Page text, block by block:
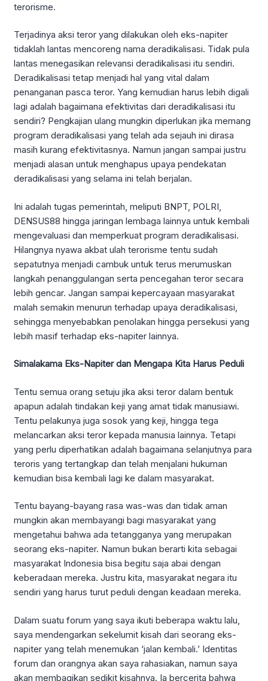
terorisme.
Terjadinya aksi teror yang dilakukan oleh eks-napiter
tidaklah lantas mencoreng nama deradikalisasi. Tidak pula
lantas menegasikan relevansi deradikalisasi itu sendiri.
Deradikalisasi tetap menjadi hal yang vital dalam
penanganan pasca teror. Yang kemudian harus lebih digali
lagi adalah bagaimana efektivitas dari deradikalisasi itu
sendiri? Pengkajian ulang mungkin diperlukan jika memang
program deradikalisasi yang telah ada sejauh ini dirasa
masih kurang efektivitasnya. Namun jangan sampai justru
menjadi alasan untuk menghapus upaya pendekatan
deradikalisasi yang selama ini telah berjalan.
Ini adalah tugas pemerintah, meliputi BNPT, POLRI,
DENSUS88 hingga jaringan lembaga lainnya untuk kembali
mengevaluasi dan memperkuat program deradikalisasi.
Hilangnya nyawa akbat ulah terorisme tentu sudah
sepatutnya menjadi cambuk untuk terus merumuskan
langkah penanggulangan serta pencegahan teror secara
lebih gencar. Jangan sampai kepercayaan masyarakat
malah semakin menurun terhadap upaya deradikalisasi,
sehingga menyebabkan penolakan hingga persekusi yang
lebih masif terhadap eks-napiter lainnya.
Simalakama Eks-Napiter dan Mengapa Kita Harus Peduli
Tentu semua orang setuju jika aksi teror dalam bentuk
apapun adalah tindakan keji yang amat tidak manusiawi.
Tentu pelakunya juga sosok yang keji, hingga tega
melancarkan aksi teror kepada manusia lainnya. Tetapi
yang perlu diperhatikan adalah bagaimana selanjutnya para
teroris yang tertangkap dan telah menjalani hukuman
kemudian bisa kembali lagi ke dalam masyarakat.
Tentu bayang-bayang rasa was-was dan tidak aman
mungkin akan membayangi bagi masyarakat yang
mengetahui bahwa ada tetangganya yang merupakan
seorang eks-napiter. Namun bukan berarti kita sebagai
masyarakat Indonesia bisa begitu saja abai dengan
keberadaan mereka. Justru kita, masyarakat negara itu
sendiri yang harus turut peduli dengan keadaan mereka.
Dalam suatu forum yang saya ikuti beberapa waktu lalu,
saya mendengarkan sekelumit kisah dari seorang eks-
napiter yang telah menemukan ‘jalan kembali.’ Identitas
forum dan orangnya akan saya rahasiakan, namun saya
akan membagikan sedikit kisahnya. Ia bercerita bahwa